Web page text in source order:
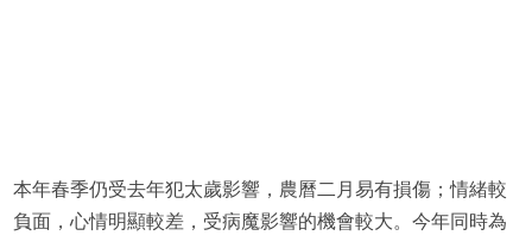
本年春季仍受去年犯太歲影響，農曆二月易有損傷；情緒較
負面，心情明顯較差，受病魔影響的機會較大。今年同時為